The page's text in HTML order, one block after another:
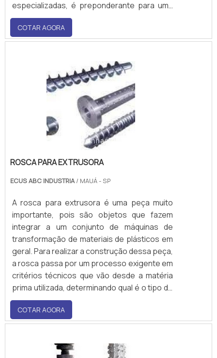
especializadas, é preponderante para uma
aquisição vantajosa averiguar se o
estabelecimento escolhido oferece
facilidades, entre elas a entrega rápida, a
relevantes antes da compra Aqueles que
COTAR AGORA
ROSCA PARA EXTRUSORA
ECUS ABC INDUSTRIA/ MAUÁ - SP
A rosca para extrusora é uma peça muito
importante, pois são objetos que fazem
integrar a um conjunto de máquinas de
transformação de materiais de plásticos em
geral. Para realizar a construção dessa peça,
a rosca passa por um processo exigente em
critérios técnicos que vão desde a matéria
prima utilizada, determinando qual é o tipo de
termoplástico que será utilizado no
processamento até o tipo de geometria que
a peça terá.As roscas extrusoras podem ser
COTAR AGORA